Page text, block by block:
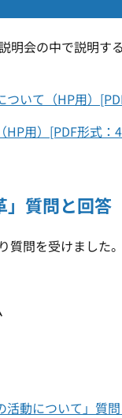
会の中で説明す
ついて（HP用）
HP用）[PDF形式：
」質問と回答
問を受けました。
活動について」質